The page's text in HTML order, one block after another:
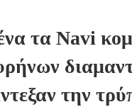
τα Navi
την